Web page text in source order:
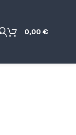
0,00€